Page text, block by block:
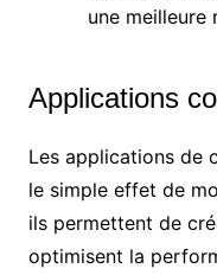
une meilleure
Applications
Les applications de
le simple effet de
ils permettent de
optimisent la